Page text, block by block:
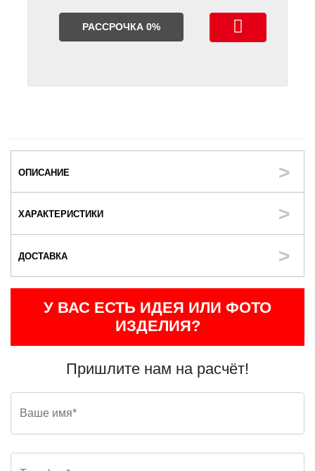
РАССРОЧКА 0%
ОПИСАНИЕ
ХАРАКТЕРИСТИКИ
ДОСТАВКА
У ВАС ЕСТЬ ИДЕЯ ИЛИ ФОТО
ИЗДЕЛИЯ?
Пришлите нам на расчёт!